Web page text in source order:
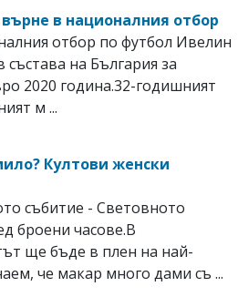
в националния отбор
отбор по футбол Ивелин
на България за
2020 година.32-годишният
м ...
Култови женски
събитие - Световното
броени часове.В
ще бъде в плен на най-
че макар много дами съ ...